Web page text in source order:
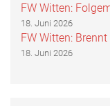
FW Witten:
18. Juni 2026
FW Witten:
18. Juni 2026